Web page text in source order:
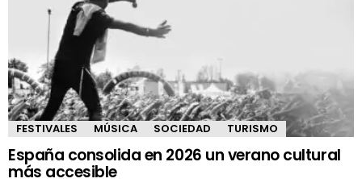
FESTIVALES MÚSICA SOCIEDAD TURISMO
España consolida en 2026 un verano cultural
más accesible